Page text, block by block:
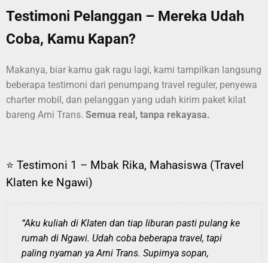
Testimoni Pelanggan – Mereka Udah
Coba, Kamu Kapan?
Makanya, biar kamu gak ragu lagi, kami tampilkan langsung
beberapa testimoni dari penumpang travel reguler, penyewa
charter mobil, dan pelanggan yang udah kirim paket kilat
bareng Arni Trans. Semua real, tanpa rekayasa.
⭐ Testimoni 1 – Mbak Rika, Mahasiswa (Travel
Klaten ke Ngawi)
“Aku kuliah di Klaten dan tiap liburan pasti pulang ke
rumah di Ngawi. Udah coba beberapa travel, tapi
paling nyaman ya Arni Trans. Supirnya sopan,